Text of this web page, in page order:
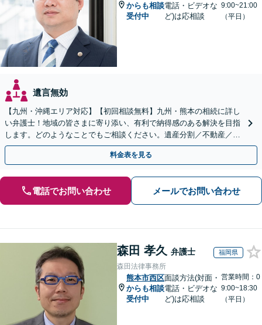
からも相談
受付中
電話・ビデオな
ど)は応相談
9:00~21:00
（平日）
遺言無効
【九州・沖縄エリア対応】【初回相談無料】九州・熊本の相続に詳し
い弁護士！地域の皆さまに寄り添い、有利で納得感のある解決を目指
します。どのようなことでもご相談ください。遺産分割／不動産／遺
言書／使い込み／寄与分／遺留分／相続放棄【完全個室】
料金表を見る
電話でお問い合わせ メールでお問い合わせ
森田 孝久 弁護士 福岡県
森田法律事務所
熊本市西区
からも相談
受付中
面談方法(対面・
電話・ビデオな
ど)は応相談
営業時間：0
9:00~18:30
（平日）